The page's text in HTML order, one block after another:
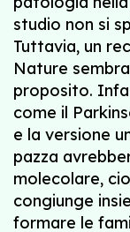
studio non si
Tuttavia, un
Nature
proposito.
come il
e la versione
pazza
molecolare,
congiunge
formare le